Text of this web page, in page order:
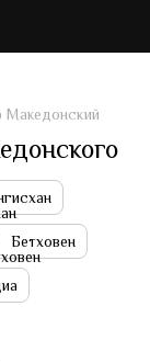
Македонский
Бетховен